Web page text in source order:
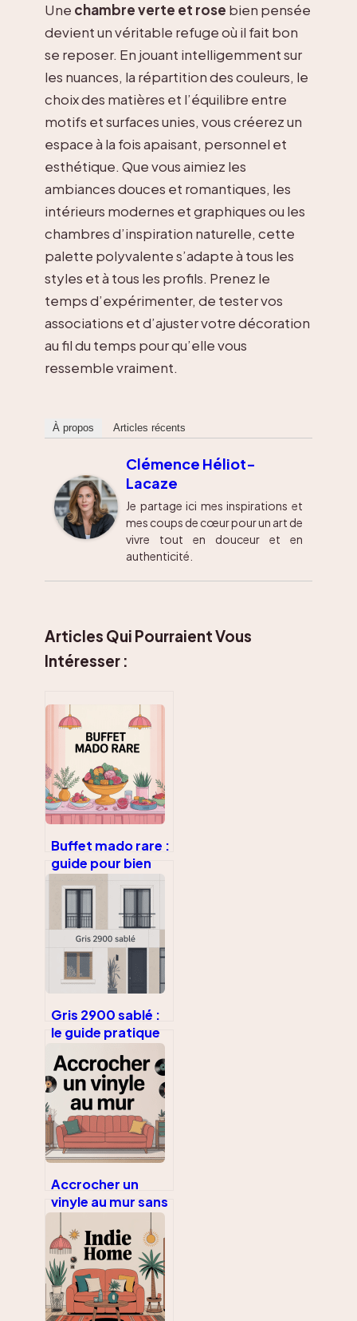
Une chambre verte et rose bien pensée
devient un véritable refuge où il fait bon
se reposer. En jouant intelligemment sur
les nuances, la répartition des couleurs, le
choix des matières et l’équilibre entre
motifs et surfaces unies, vous créerez un
espace à la fois apaisant, personnel et
esthétique. Que vous aimiez les
ambiances douces et romantiques, les
intérieurs modernes et graphiques ou les
chambres d’inspiration naturelle, cette
palette polyvalente s’adapte à tous les
styles et à tous les profils. Prenez le
temps d’expérimenter, de tester vos
associations et d’ajuster votre décoration
au fil du temps pour qu’elle vous
ressemble vraiment.
À propos Articles récents
Clémence Héliot-
Lacaze
Je partage ici mes inspirations et
mes coups de cœur pour un art de
vivre tout en douceur et en
authenticité.
Articles Qui Pourraient Vous
Intéresser :
Buffet mado rare :
guide pour bien
l’acheter et le
valoriser
Gris 2900 sablé :
le guide pratique
coloris moderne
Accrocher un
vinyle au mur sans
l’abîmer : le guide
complet